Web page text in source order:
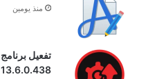
منذ يومين
13.6.0.438